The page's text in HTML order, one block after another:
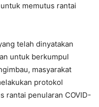
memutus rantai
telah dinyatakan
untuk berkumpul
masyarakat
protokol
rantai penularan COVID-